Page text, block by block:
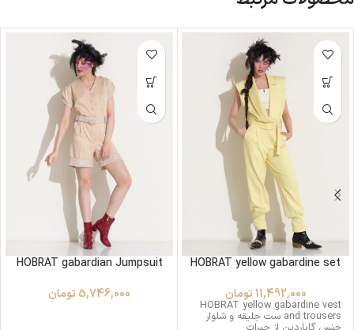
HOBRAT yellow gabardine set
11,492,000 تومان
HOBRAT yellow gabardine vest
and trousers ست جلیقه و شلوار
جنس گاباردین از حبرات
HOBRAT gabardian Jumpsuit
5,746,000 تومان